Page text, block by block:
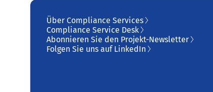
Über Compliance Services
Compliance Service Desk
Abonnieren Sie den Projekt-Newsletter
Folgen Sie uns auf LinkedIn